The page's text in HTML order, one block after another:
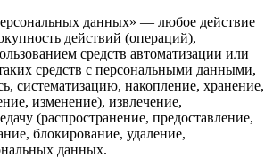
данных» — любое действие
действий (операций),
средств автоматизации или
средств с персональными данными,
систематизацию, накопление, хранение,
изменение), извлечение,
(распространение, предоставление,
блокирование, удаление,
данных.